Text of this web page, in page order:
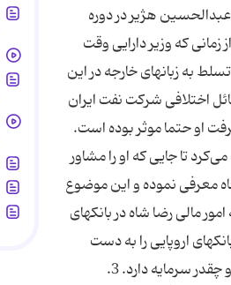
هژیر در دوره
که وزیر دارایی وقت
به زبانهای خارجه در این
اختلافی شرکت نفت ایران
او حتما موثر بوده است.
تا جایی که او را مشاور
معرفی نموده و این موضوع
مالی رضا شاه در بانکهای
اروپایی را به دست
آورده و از مقدار آنها مطلع شود. در واقع هژیر تنها کسی بود که می‌دانست رضا‌شاه در کدام بانک خارجی و چقدر سرمایه دارد. 3.